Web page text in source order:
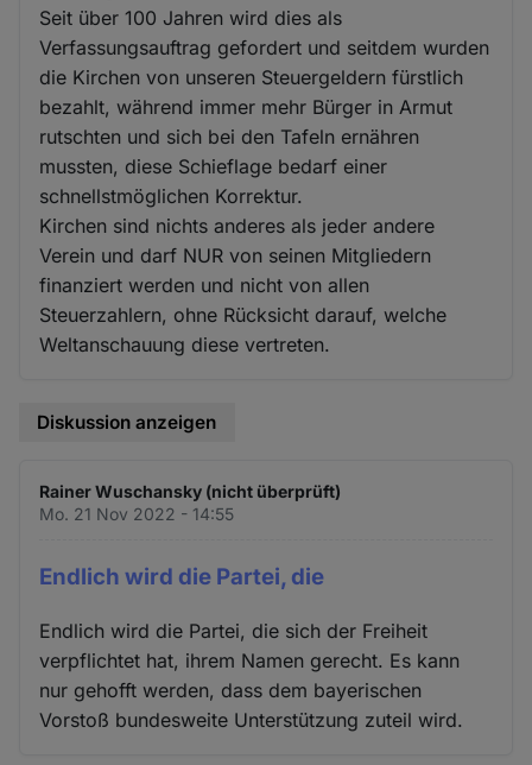
Seit über 100 Jahren wird dies als
Verfassungsauftrag gefordert und seitdem wurden
die Kirchen von unseren Steuergeldern fürstlich
bezahlt, während immer mehr Bürger in Armut
rutschten und sich bei den Tafeln ernähren
mussten, diese Schieflage bedarf einer
schnellstmöglichen Korrektur.
Kirchen sind nichts anderes als jeder andere
Verein und darf NUR von seinen Mitgliedern
finanziert werden und nicht von allen
Steuerzahlern, ohne Rücksicht darauf, welche
Weltanschauung diese vertreten.
Diskussion anzeigen
Rainer Wuschansky (nicht überprüft)
Mo. 21 Nov 2022 - 14:55
Endlich wird die Partei, die
Endlich wird die Partei, die sich der Freiheit
verpflichtet hat, ihrem Namen gerecht. Es kann
nur gehofft werden, dass dem bayerischen
Vorstoß bundesweite Unterstützung zuteil wird.